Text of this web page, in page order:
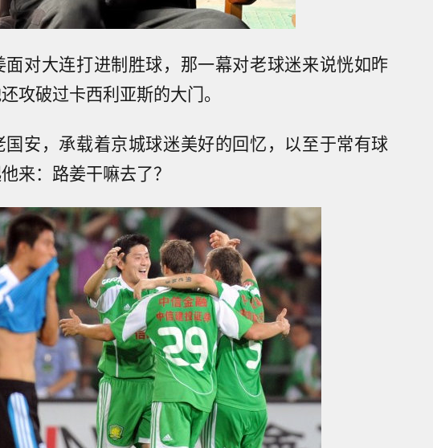
对大连打进制胜球，那一幕对老球迷来说恍如昨
攻破过卡西利亚斯的大门。
安，承载着京城球迷美好的回忆，以至于常有球
来：路姜干嘛去了？